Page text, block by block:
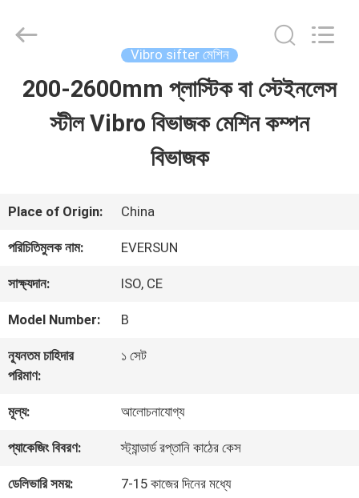
বাড়ি
VR
প্রদর্শন
আমাদের
সম্পর্কে
ভ্রমণ
মান
(Henan)
Rights
Vibro sifter মেশিন
200-2600mm প্লাস্টিক বা স্টেইনলেস
স্টীল Vibro বিভাজক মেশিন কম্পন
বিভাজক
Place of Origin: China
পরিচিতিমুলক নাম: EVERSUN
সাক্ষ্যদান: ISO, CE
Model Number: B
ন্যূনতম চাহিদার
পরিমাণ:
১ সেট
মূল্য: আলোচনাযোগ্য
প্যাকেজিং বিবরণ: স্ট্যান্ডার্ড রপ্তানি কাঠের কেস
ডেলিভারি সময়: 7-15 কাজের দিনের মধ্যে